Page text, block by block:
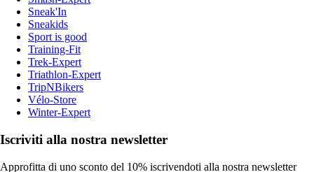
Sneak'In
Sneakids
Sport is good
Training-Fit
Trek-Expert
Triathlon-Expert
TripNBikers
Vélo-Store
Winter-Expert
Iscriviti alla nostra newsletter
Approfitta di uno sconto del 10% iscrivendoti alla nostra newsletter